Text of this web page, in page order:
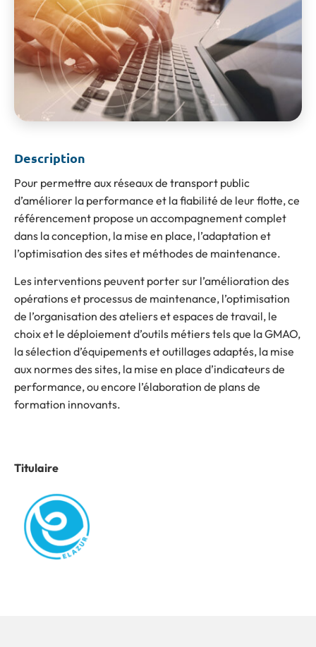
Description
Pour permettre aux réseaux de transport public
d’améliorer la performance et la fiabilité de leur flotte, ce
référencement propose un accompagnement complet
dans la conception, la mise en place, l’adaptation et
l’optimisation des sites et méthodes de maintenance.
Les interventions peuvent porter sur l’amélioration des
opérations et processus de maintenance, l’optimisation
de l’organisation des ateliers et espaces de travail, le
choix et le déploiement d’outils métiers tels que la GMAO,
la sélection d’équipements et outillages adaptés, la mise
aux normes des sites, la mise en place d’indicateurs de
performance, ou encore l’élaboration de plans de
formation innovants.
Titulaire